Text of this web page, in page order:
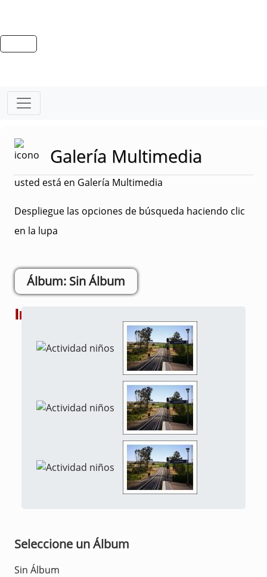
Galería Multimedia
usted está en Galería Multimedia
Despliegue las opciones de búsqueda haciendo clic
en la lupa
Sin Álbum
Imágenes
Seleccione un Álbum
Sin Álbum